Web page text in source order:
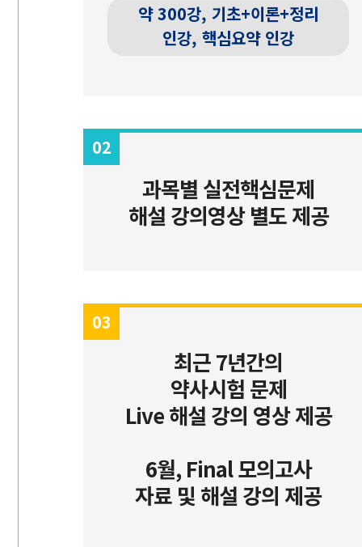
약 300강, 기초+이론+정리
인강, 핵심요약 인강
02
과목별 실전핵심문제
해설 강의영상 별도 제공
03
최근 7년간의
약사시험 문제
Live 해설 강의 영상 제공
6월, Final 모의고사
자료 및 해설 강의 제공